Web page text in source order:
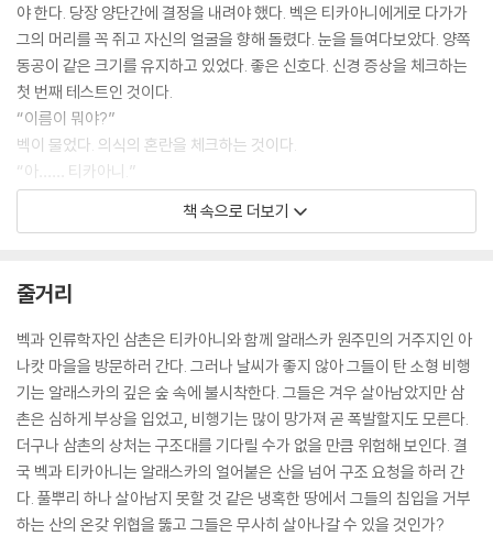
야 한다. 당장 양단간에 결정을 내려야 했다. 벡은 티카아니에게로 다가가
그의 머리를 꼭 쥐고 자신의 얼굴을 향해 돌렸다. 눈을 들여다보았다. 양쪽
동공이 같은 크기를 유지하고 있었다. 좋은 신호다. 신경 증상을 체크하는
첫 번째 테스트인 것이다.
“이름이 뭐야?”
벡이 물었다. 의식의 혼란을 체크하는 것이다.
“아…… 티카아니.”
벡은 세 번째 테스트인 집중력으로 넘어갔다.
“열두 달 이름을 하나씩 대봐. 십이월부터 시작해서 거꾸로.”
“십이월…… 십일월…… 구월…… 아니, 시월…….”
-26쪽
“아주 엄청난 놈이지. 지금은 우리가 아직 땅 위를 걸어가고 있지만 여기서
더 올라가면 얼음으로 바뀔 거야. 눈 밑에 얼음이 깔려 있을 때는 크레바스
를 조심해야 해. 크레바스는 얼음이 갈라지면서 난 거대한 좁은 틈인데, 그
안에 빠졌다가는 죽는…… 잠깐, 멈춰!”
티카아니가 그 자리에 얼어붙은 듯 즉각 발을 멈췄다. 벡이 공포에 질린 얼
굴로 바닥을 찬찬히 내려다보았다. 그리고 그들이 걸어온 길을 뒤돌아보았
책 속으로 더보기
줄거리
벡과 인류학자인 삼촌은 티카아니와 함께 알래스카 원주민의 거주지인 아
나캇 마을을 방문하러 간다. 그러나 날씨가 좋지 않아 그들이 탄 소형 비행
기는 알래스카의 깊은 숲 속에 불시착한다. 그들은 겨우 살아남았지만 삼
촌은 심하게 부상을 입었고, 비행기는 많이 망가져 곧 폭발할지도 모른다.
더구나 삼촌의 상처는 구조대를 기다릴 수가 없을 만큼 위험해 보인다. 결
국 벡과 티카아니는 알래스카의 얼어붙은 산을 넘어 구조 요청을 하러 간
다. 풀뿌리 하나 살아남지 못할 것 같은 냉혹한 땅에서 그들의 침입을 거부
하는 산의 온갖 위협을 뚫고 그들은 무사히 살아나갈 수 있을 것인가?